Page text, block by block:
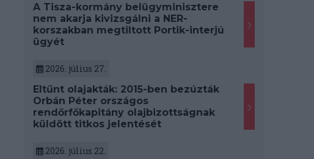
A Tisza-kormány belügyminisztere
nem akarja kivizsgálni a NER-
korszakban megtiltott Portik-interjú
ügyét
2026. július 27.
Eltűnt olajakták: 2015-ben bezúzták
Orbán Péter országos
rendőrfőkapitány olajbizottságnak
küldött titkos jelentését
2026. július 22.